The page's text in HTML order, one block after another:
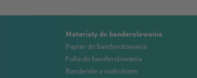
Materiały do banderolowania
Papier do banderolowania
Folia do banderolowania
Banderole z nadrukiem